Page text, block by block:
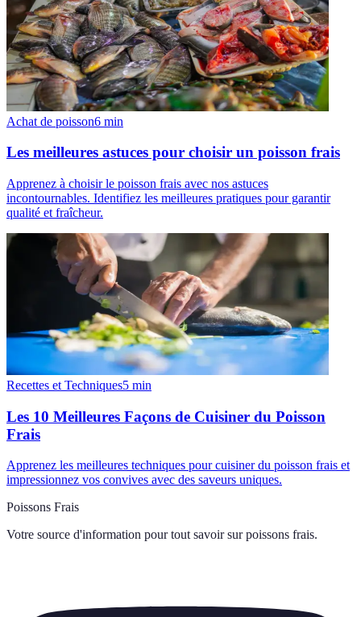
Achat de poisson6 min
Les meilleures astuces pour choisir un poisson frais
Apprenez à choisir le poisson frais avec nos astuces
incontournables. Identifiez les meilleures pratiques pour garantir
qualité et fraîcheur.
Recettes et Techniques5 min
Les 10 Meilleures Façons de Cuisiner du Poisson
Frais
Apprenez les meilleures techniques pour cuisiner du poisson frais et
impressionnez vos convives avec des saveurs uniques.
Poissons Frais
Votre source d'information pour tout savoir sur poissons frais.